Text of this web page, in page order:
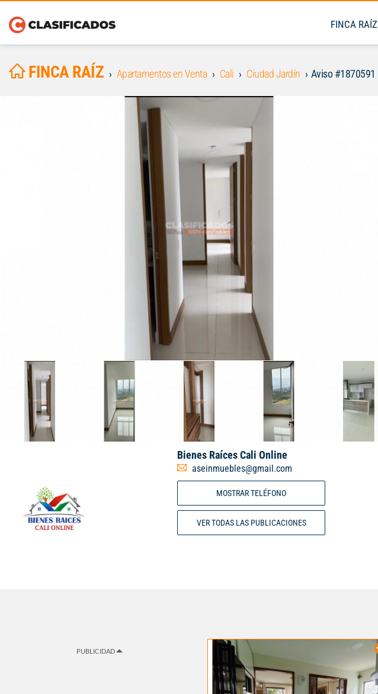
FINCA RAÍZ
FINCA RAÍZ Apartamentos en Venta Cali Ciudad Jardín Aviso #1870591
Bienes Raíces Cali Online
aseinmuebles@gmail.com
MOSTRAR TELÉFONO
VER TODAS LAS PUBLICACIONES
PUBLICIDAD